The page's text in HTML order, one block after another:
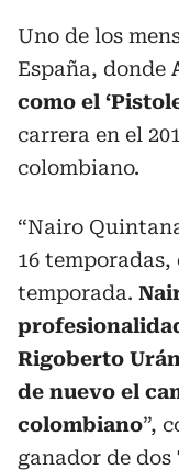
Uno de los
España, donde
como el
carrera en el
colombiano.
“Nairo
16 temporadas,
temporada.
Rigoberto
de nuevo el
colombiano”,
ganador de